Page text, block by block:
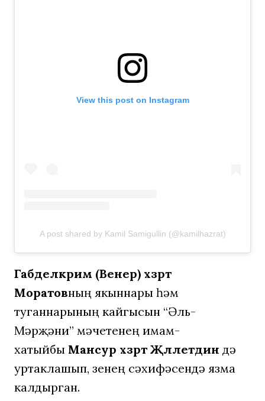
View this post on Instagram
A post shared by Kamil Samigullin (@kamilhazrat)
Габделкәрим (Венер) хәзрәт
Моратовның якыннары һәм
туганнарының кайгысын “Әль-
Мәрҗәни” мәчетенең имам-
хатыйбы Мансур хәзрәт Җәләлетдин дә
уртаклашып, үзенең сәхифәсендә язма
калдырган.